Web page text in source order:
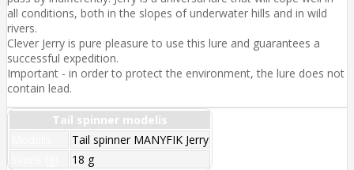
all conditions, both in the slopes of underwater hills and in wild
rivers.
Clever Jerry is pure pleasure to use this lure and guarantees a
successful expedition.
Important - in order to protect the environment, the lure does not
contain lead.
Tail spinner modelis
Tail spinner MANYFIK Jerry
18 g